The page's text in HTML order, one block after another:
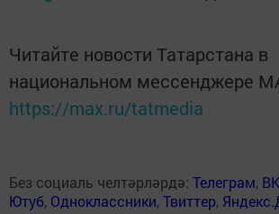
Читайте новости Татарстана в
национальном мессенджере
https://max.ru/tatmedia
Без социаль челтәрләрдә: Телеграм,
Ютуб, Одноклассники,Твиттер,